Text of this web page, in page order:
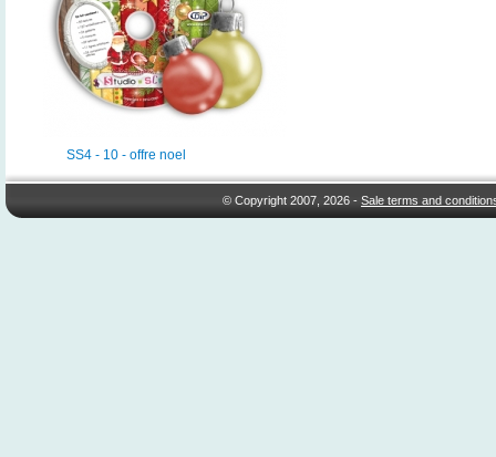
SS4 - 10 - offre noel
© Copyright 2007, 2026 -Sale terms and